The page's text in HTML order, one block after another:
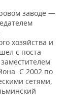
заводе —
хозяйства и
с поста
С 2002 по
сетями,